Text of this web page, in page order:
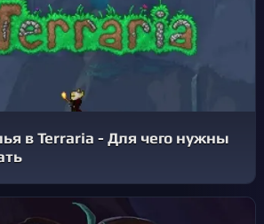
в Terraria - Для чего нужны